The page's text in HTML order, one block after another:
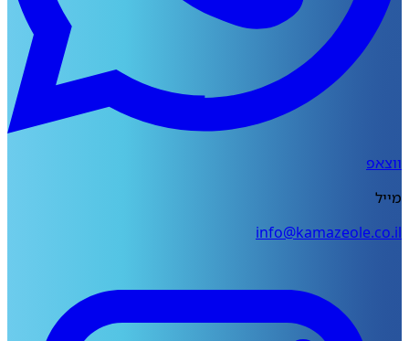
ווצאפ
מייל
info@kamazeole.co.il